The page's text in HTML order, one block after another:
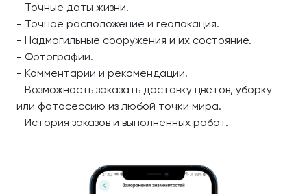
- Точные даты жизни.
- Точное расположение и геолокация.
- Надмогильные сооружения и их состояние.
- Фотографии.
- Комментарии и рекомендации.
- Возможность заказать доставку цветов, уборку
или фотосессию из любой точки мира.
- История заказов и выполненных работ.